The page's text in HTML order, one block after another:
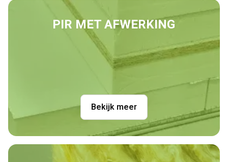
PIR MET AFWERKING
Bekijk meer